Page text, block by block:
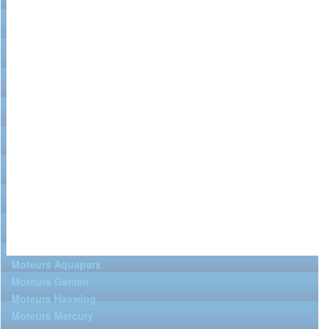
Moteurs Aquaparx
Moteurs Garmin
Moteurs Haswing
Moteurs Mercury